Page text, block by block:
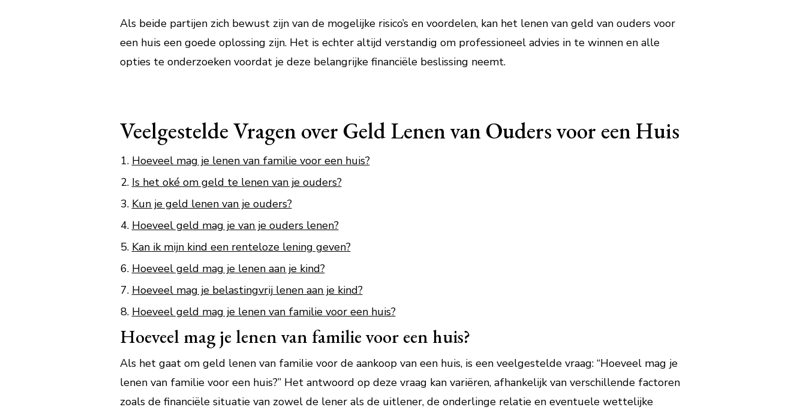
Als beide partijen zich bewust zijn van de mogelijke risico’s en voordelen, kan het lenen van geld van ouders voor
een huis een goede oplossing zijn. Het is echter altijd verstandig om professioneel advies in te winnen en alle
opties te onderzoeken voordat je deze belangrijke financiële beslissing neemt.
Veelgestelde Vragen over Geld Lenen van Ouders voor een Huis
Hoeveel mag je lenen van familie voor een huis?
Is het oké om geld te lenen van je ouders?
Kun je geld lenen van je ouders?
Hoeveel geld mag je van je ouders lenen?
Kan ik mijn kind een renteloze lening geven?
Hoeveel geld mag je lenen aan je kind?
Hoeveel mag je belastingvrij lenen aan je kind?
Hoeveel geld mag je lenen van familie voor een huis?
Hoeveel mag je lenen van familie voor een huis?
Als het gaat om geld lenen van familie voor de aankoop van een huis, is een veelgestelde vraag: “Hoeveel mag je
lenen van familie voor een huis?” Het antwoord op deze vraag kan variëren, afhankelijk van verschillende factoren
zoals de financiële situatie van zowel de lener als de uitlener, de onderlinge relatie en eventuele wettelijke